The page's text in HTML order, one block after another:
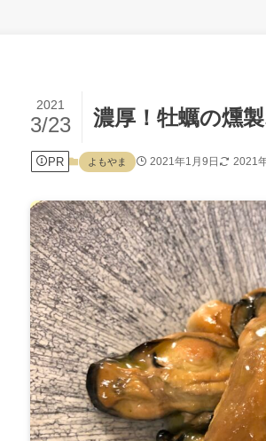
濃厚！牡蠣の燻
2021
3/23
PR よもやま 2021年1月9日 2021